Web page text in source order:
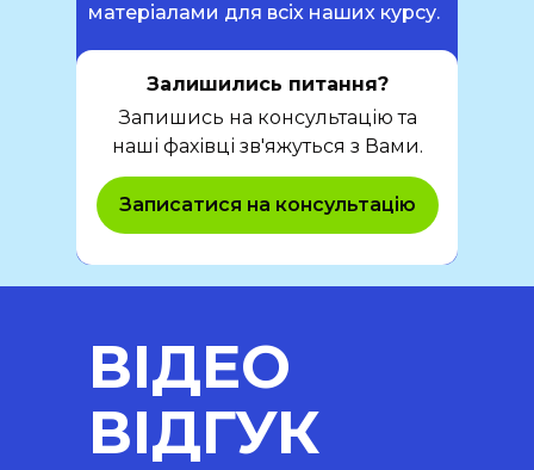
матеріалами для всіх наших курсу.
Залишились питання?
Запишись на консультацію та
наші фахівці зв'яжуться з Вами.
Записатися на консультацію
ВІДЕО
ВІДГУК